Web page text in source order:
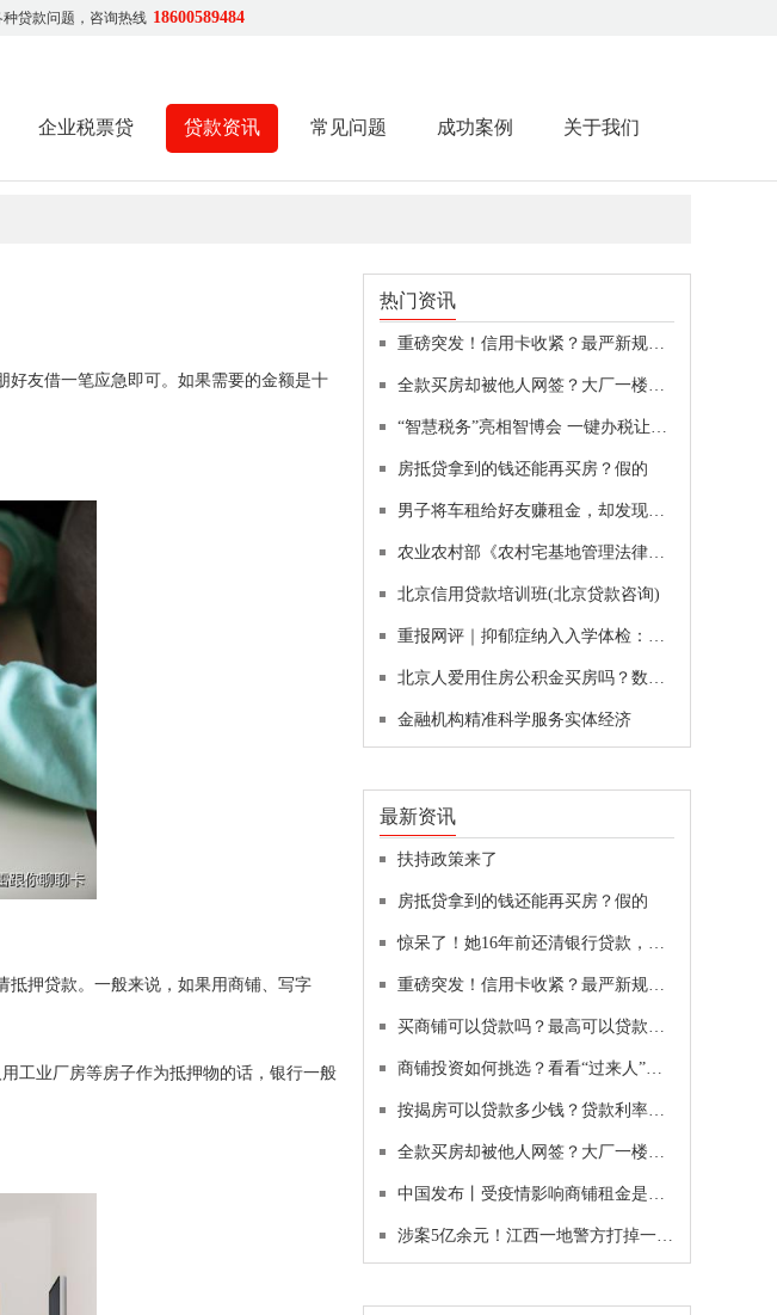
种贷款问题，咨询热线 18600589484
企业税票贷 贷款资讯 常见问题 成功案例 关于我们
好友借一笔应急即可。如果需要的金额是十
抵押贷款。一般来说，如果用商铺、写字
工业厂房等房子作为抵押物的话，银行一般
热门资讯
重磅突发！信用卡收紧？最严新规：不得用于偿还贷款、投资！女子举报“前婆婆”吃空响：前公公也被调查！贝壳遭浑水做空，最新回应
全款买房却被他人网签？大厂一楼盘被指“一房二卖”
“智慧税务”亮相智博会 一键办税让纳税人“最多跑一次”
房抵贷拿到的钱还能再买房？假的
男子将车租给好友赚租金，却发现已被好友拿去抵押贷款
农业农村部《农村宅基地管理法律政策问答》
北京信用贷款培训班(北京贷款咨询)
重报网评｜抑郁症纳入入学体检：检查单不是退学单
北京人爱用住房公积金买房吗？数据来说话！
金融机构精准科学服务实体经济
最新资讯
扶持政策来了
房抵贷拿到的钱还能再买房？假的
惊呆了！她16年前还清银行贷款，如今突然冒出4万罚息，还上了征信“黑名单”！贷款复活了？
重磅突发！信用卡收紧？最严新规：不得用于偿还贷款、投资！女子举报“前婆婆”吃空响：前公公也被调查！贝壳遭浑水做空，最新回应
买商铺可以贷款吗？最高可以贷款多少？
商铺投资如何挑选？看看“过来人”怎么说
按揭房可以贷款多少钱？贷款利率高吗？
全款买房却被他人网签？大厂一楼盘被指“一房二卖”
中国发布丨受疫情影响商铺租金是否应减免？这起案例给出指导并解决了群体性租赁纠纷
涉案5亿余元！江西一地警方打掉一团伙